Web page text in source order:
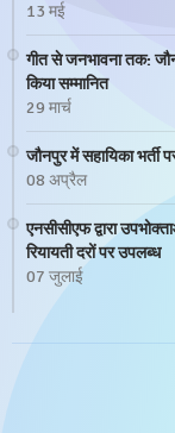
13 मई
गीत से जनभावना तक:
किया सम्मानित
29 मार्च
जौनपुर में सहायिका
08 अप्रैल
एनसीसीएफ द्वारा
रियायती दरों पर उपलब्ध
07 जुलाई